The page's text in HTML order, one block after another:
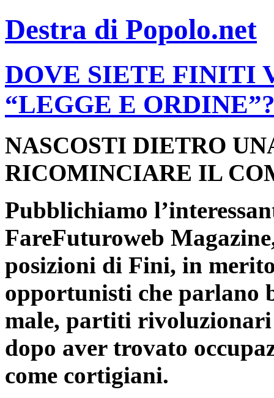
Destra di Popolo.net
DOVE SIETE FINITI
“LEGGE E
NASCOSTI DIETRO
RICOMINCIARE IL
Pubblichiamo
FareFuturoweb
posizioni di Fini, in
opportunisti che parlano
male, partiti
dopo aver trovato
come cortigiani.